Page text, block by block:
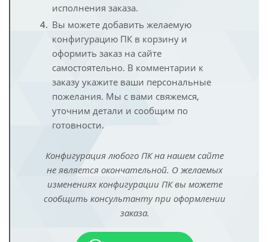
исполнения заказа.
Вы можете добавить желаемую
конфигурацию ПК в корзину и
оформить заказ на сайте
самостоятельно. В комментарии к
заказу укажите ваши персональные
пожелания. Мы с вами свяжемся,
уточним детали и сообщим по
готовности.
Конфигурация любого ПК на нашем сайте
не является окончательной. О желаемых
изменениях конфигурации ПК вы можете
сообщить консультанту при оформлении
заказа.